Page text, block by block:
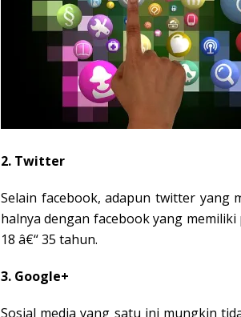
2. Twitter
Selain facebook, adapun twitter yang
halnya dengan facebook yang
18 â€“ 35 tahun.
3. Google+
Sosial media yang satu ini mungkin